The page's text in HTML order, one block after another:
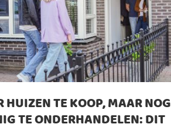
HUIZEN TE KOOP, MAAR NOG